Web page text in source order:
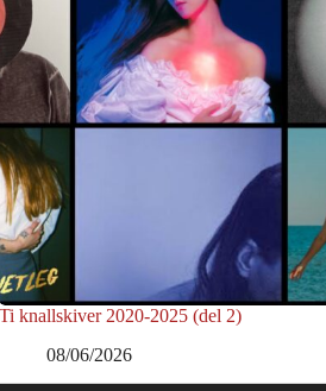
Ti knallskiver 2020-2025 (del 2)
08/06/2026